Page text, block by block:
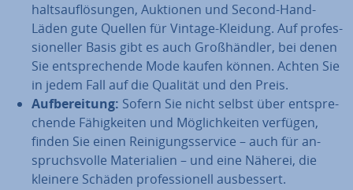
halts­auf­lö­sun­gen, Auktionen und Second-Hand-
Läden gute Quellen für Vintage-Kleidung. Auf pro­fes­
sio­nel­ler Basis gibt es auch Groß­händ­ler, bei denen
Sie ent­spre­chen­de Mode kaufen können. Achten Sie
in jedem Fall auf die Qualität und den Preis.
Auf­be­rei­tung: Sofern Sie nicht selbst über ent­spre­
chen­de Fä­hig­kei­ten und Mög­lich­kei­ten verfügen,
finden Sie einen Rei­ni­gungs­ser­vice – auch für an­
spruchs­vol­le Ma­te­ria­li­en – und eine Näherei, die
kleinere Schäden pro­fes­sio­nell aus­bes­sert.